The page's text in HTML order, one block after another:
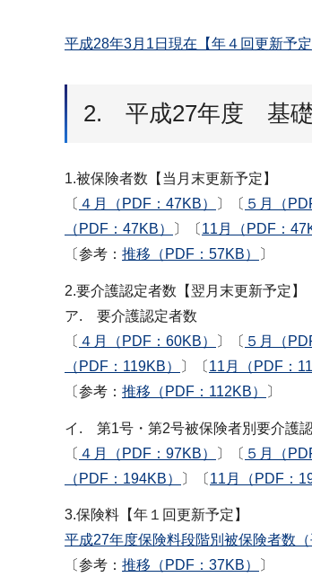
平成28年3月1日現在【年４回更新予
2. 平成27年度 基
1.被保険者数【当月末更新予定】
〔 ４月（PDF：47KB） 〕〔 ５月（
（PDF：47KB）
〕〔 11月（PDF：
〔参考： 推移（PDF：57KB） 〕
2.要介護認定者数【翌月末更新予定】
ア. 要介護認定者数
〔 ４月（PDF：60KB） 〕〔 ５月（
（PDF：119KB）
〕〔 11月（PDF：
〔参考： 推移（PDF：112KB） 〕
イ. 第1号・第2号被保険者別要介護
〔 ４月（PDF：97KB） 〕〔 ５月（
（PDF：194KB）
〕〔 11月（PDF：
3.保険料【年１回更新予定】
平成27年度保険料段階別被保険者数
〔参考： 推移（PDF：37KB） 〕